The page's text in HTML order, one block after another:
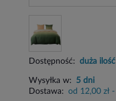
Dostępność: duża ilość
Wysyłka w:
5 dni
Dostawa: od 12,00 zł